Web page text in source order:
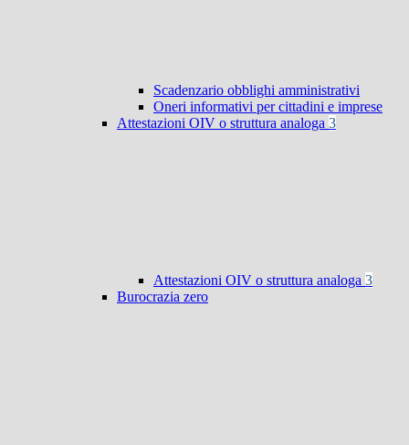
Scadenzario obblighi amministrativi
Oneri informativi per cittadini e imprese
Attestazioni OIV o struttura analoga 3
Attestazioni OIV o struttura analoga 3
Burocrazia zero